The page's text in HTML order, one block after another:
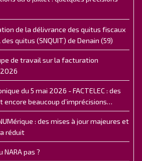
de la délivrance des quitus fiscaux
quitus (SNQUIT) de Denain (59)
de travail sur la facturation
du 5 mai 2026 - FACTELEC : des
encore beaucoup d’imprécisions…
: des mises à jour majeures et
réduit
NARA pas ?